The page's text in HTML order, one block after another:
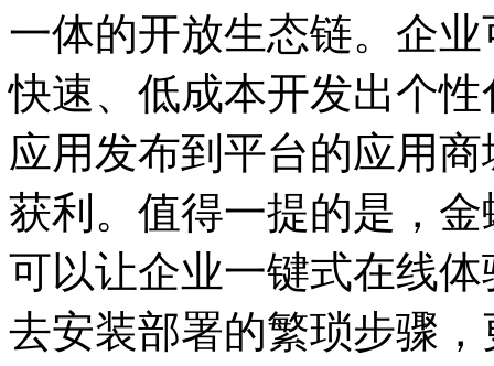
一体的开放生态链。企
快速、低成本开发出个
应用发布到平台的应用
获利。值得一提的是，
可以让企业一键式在线
去安装部署的繁琐步骤